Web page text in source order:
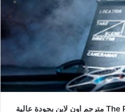
فيلم The Preacher’s Daughter مترجم اون لاين بجودة عالية